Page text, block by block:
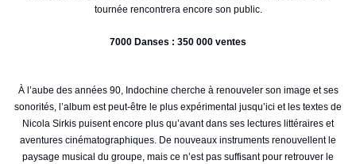
tournée rencontrera encore son public.
7000 Danses : 350 000 ventes
À l’aube des années 90, Indochine cherche à renouveler son image et ses
sonorités, l’album est peut-être le plus expérimental jusqu’ici et les textes de
Nicola Sirkis puisent encore plus qu’avant dans ses lectures littéraires et
aventures cinématographiques. De nouveaux instruments renouvellent le
paysage musical du groupe, mais ce n’est pas suffisant pour retrouver le